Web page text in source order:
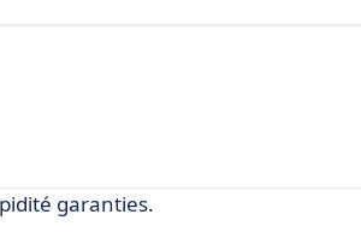
garanties.